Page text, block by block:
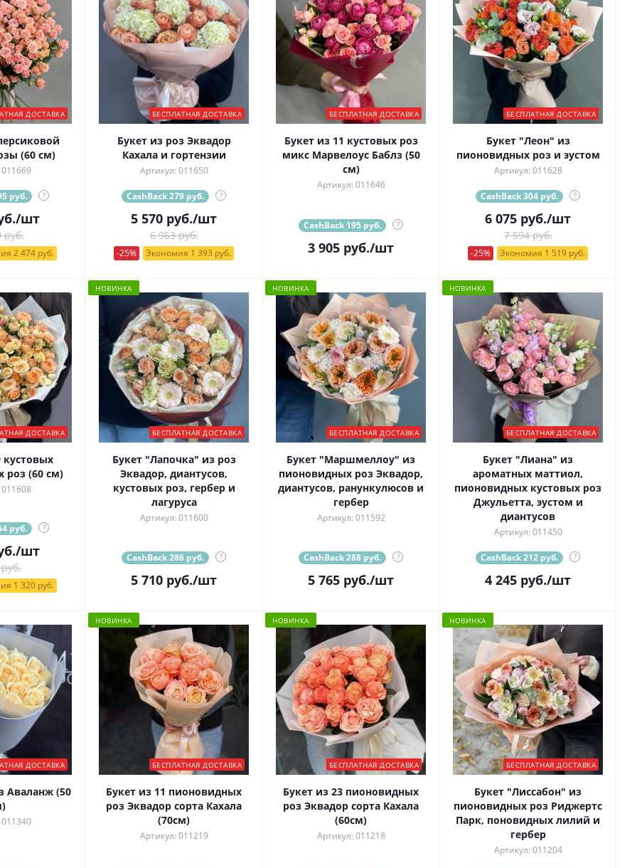
ДОСТАВКА
(60 см)
руб. ?
/шт
руб.
2 474 руб.
БЕСПЛАТНАЯ ДОСТАВКА
Букет из роз Эквадор
Кахала и гортензии
Артикул: 011650
CashBack 279 руб. ?
5 570 руб./шт
6 963 руб.
-25% Экономия 1 393 руб.
БЕСПЛАТНАЯ ДОСТАВКА
Букет из 11 кустовых роз
микс Марвелоус Баблз (50
см)
Артикул: 011646
CashBack 195 руб. ?
3 905 руб./шт
БЕСПЛАТНАЯ ДОСТАВКА
Букет "Леон" из
пионовидных роз и эустом
Артикул: 011628
CashBack 304 руб. ?
6 075 руб./шт
7 594 руб.
-25% Экономия 1 519 руб.
ДОСТАВКА
кустовых
роз (60 см)
руб. ?
/шт
1 320 руб.
НОВИНКА
БЕСПЛАТНАЯ ДОСТАВКА
Букет "Лапочка" из роз
Эквадор, диантусов,
кустовых роз, гербер и
лагуруса
Артикул: 011600
CashBack 286 руб. ?
5 710 руб./шт
НОВИНКА
БЕСПЛАТНАЯ ДОСТАВКА
Букет "Маршмеллоу" из
пионовидных роз Эквадор,
диантусов, ранункулюсов и
гербер
Артикул: 011592
CashBack 288 руб. ?
5 765 руб./шт
НОВИНКА
БЕСПЛАТНАЯ ДОСТАВКА
Букет "Лиана" из
ароматных маттиол,
пионовидных кустовых роз
Джульетта, эустом и
диантусов
Артикул: 011450
CashBack 212 руб. ?
4 245 руб./шт
ДОСТАВКА
Аваланж (50
НОВИНКА
БЕСПЛАТНАЯ ДОСТАВКА
Букет из 11 пионовидных
роз Эквадор сорта Кахала
(70см)
Артикул: 011219
НОВИНКА
БЕСПЛАТНАЯ ДОСТАВКА
Букет из 23 пионовидных
роз Эквадор сорта Кахала
(60см)
Артикул: 011218
НОВИНКА
БЕСПЛАТНАЯ ДОСТАВКА
Букет "Лиссабон" из
пионовидных роз Риджертс
Парк, поновидных лилий и
гербер
Артикул: 011204